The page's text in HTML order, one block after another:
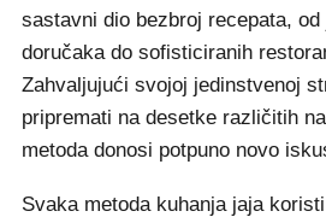
sastavni dio bezbroj recepata, od
doručaka do sofisticiranih
Zahvaljujući svojoj jedinstvenoj
pripremati na desetke različitih
metoda donosi potpuno novo
Svaka metoda kuhanja jaja